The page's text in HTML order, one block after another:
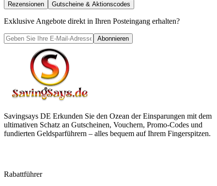
Rezensionen Gutscheine & Aktionscodes
Exklusive Angebote direkt in Ihren Posteingang erhalten?
Abonnieren
Savingsays DE Erkunden Sie den Ozean der Einsparungen mit dem
ultimativen Schatz an Gutscheinen, Vouchern, Promo-Codes und
fundierten Geldsparführern – alles bequem auf Ihrem Fingerspitzen.
Rabattführer